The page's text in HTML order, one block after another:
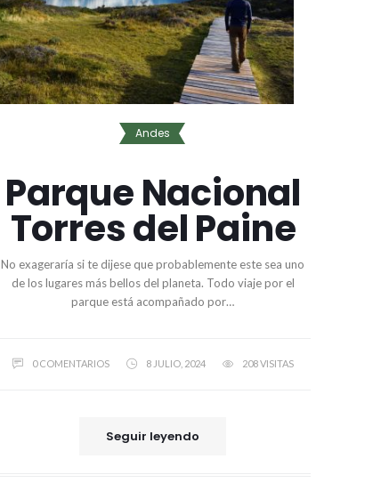
Andes
Parque Nacional
Torres del Paine
No exageraría si te dijese que probablemente este sea uno
de los lugares más bellos del planeta. Todo viaje por el
parque está acompañado por…
0 COMENTARIOS 8 JULIO, 2024 208 VISITAS
Seguir leyendo